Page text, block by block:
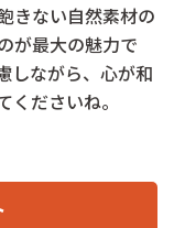
きない自然素材の
が最大の魅力で
しながら、心が和
ださいね。